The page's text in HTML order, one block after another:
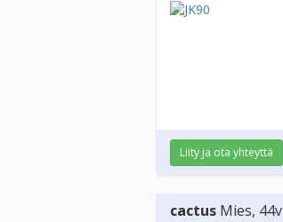
Liity ja ota yhteyttä
cactus Mies, 44v